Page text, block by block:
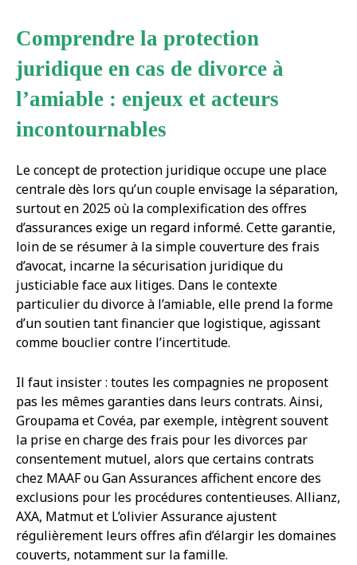
Comprendre la protection
juridique en cas de divorce à
l’amiable : enjeux et acteurs
incontournables
Le concept de protection juridique occupe une place
centrale dès lors qu’un couple envisage la séparation,
surtout en 2025 où la complexification des offres
d’assurances exige un regard informé. Cette garantie,
loin de se résumer à la simple couverture des frais
d’avocat, incarne la sécurisation juridique du
justiciable face aux litiges. Dans le contexte
particulier du divorce à l’amiable, elle prend la forme
d’un soutien tant financier que logistique, agissant
comme bouclier contre l’incertitude.
Il faut insister : toutes les compagnies ne proposent
pas les mêmes garanties dans leurs contrats. Ainsi,
Groupama et Covéa, par exemple, intègrent souvent
la prise en charge des frais pour les divorces par
consentement mutuel, alors que certains contrats
chez MAAF ou Gan Assurances affichent encore des
exclusions pour les procédures contentieuses. Allianz,
AXA, Matmut et L’olivier Assurance ajustent
régulièrement leurs offres afin d’élargir les domaines
couverts, notamment sur la famille.